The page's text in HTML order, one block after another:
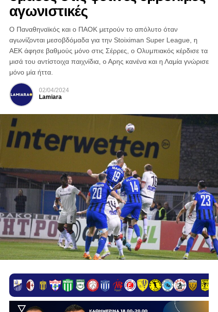
αγωνιστικές
Ο Παναθηναϊκός και ο ΠΑΟΚ μετρούν το απόλυτο όταν
αγωνίζονται μεσοβδόμαδα για την Stoiximan Super League, η
ΑΕΚ άφησε βαθμούς μόνο στις Σέρρες, ο Ολυμπιακός κέρδισε τα
μισά του αντίστοιχα παιχνίδια, ο Αρης κανένα και η Λαμία γνώρισε
μόνο μία ήττα.
02/04/2024
Lamiara